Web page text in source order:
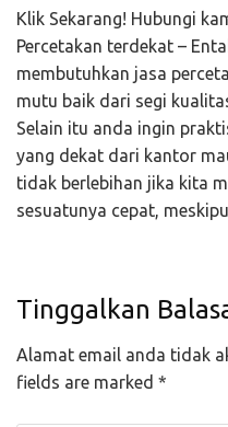
Klik Sekarang! Hubungi
Percetakan terdekat –
membutuhkan jasa
mutu baik dari segi
Selain itu anda ingin
yang dekat dari kantor
tidak berlebihan jika kita
sesuatunya cepat,
Tinggalkan
Alamat email anda tidak
fields are marked *